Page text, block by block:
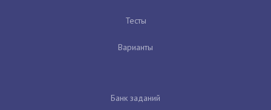
Тесты
Варианты
Банк заданий